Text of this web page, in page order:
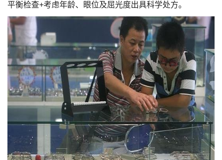
平衡检查+考虑年龄、眼位及屈光度出具科学处方。